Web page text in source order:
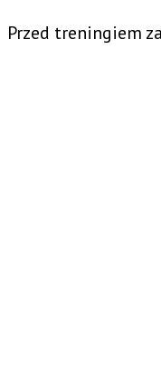
Przed treningiem